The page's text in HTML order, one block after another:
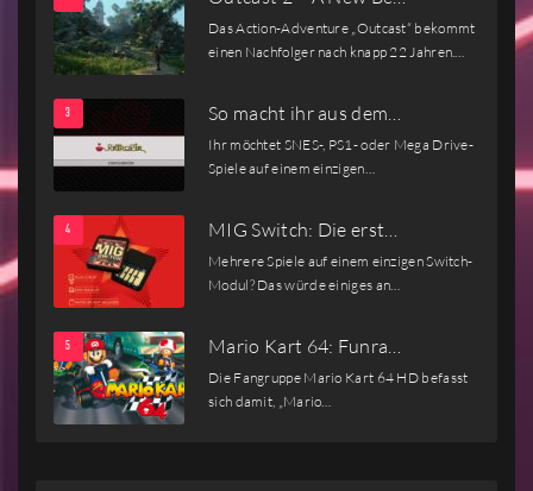
Das Action-Adventure „Outcast“ bekommt
einen Nachfolger nach knapp 22 Jahren.…
So macht ihr aus dem…
Ihr möchtet SNES-, PS1- oder Mega Drive-
Spiele auf einem einzigen…
MIG Switch: Die erst…
Mehrere Spiele auf einem einzigen Switch-
Modul? Das würde einiges an…
Mario Kart 64: Funra…
Die Fangruppe Mario Kart 64 HD befasst
sich damit, „Mario…